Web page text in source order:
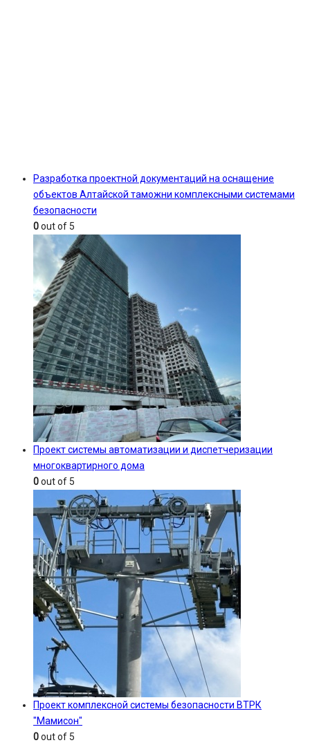
Разработка проектной документаций на оснащение
объектов Алтайской таможни комплексными системами
безопасности
0out of 5
Проект системы автоматизации и диспетчеризации
многоквартирного дома
0out of 5
Проект комплексной системы безопасности ВТРК
"Мамисон"
0out of 5